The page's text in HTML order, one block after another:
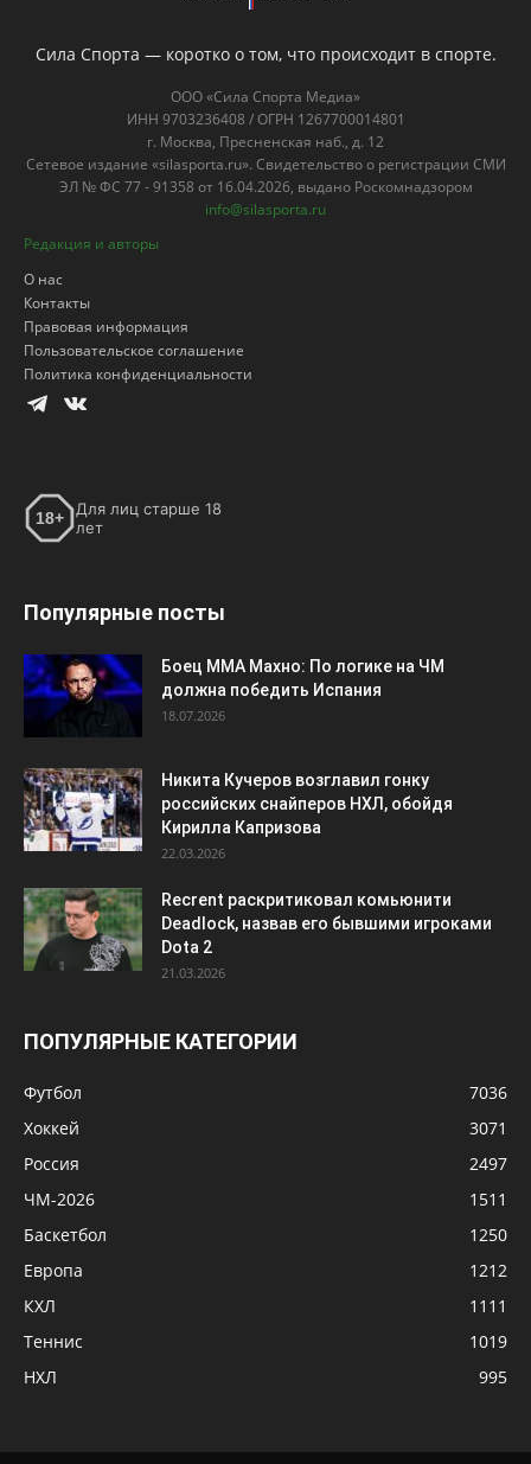
Сила Спорта — коротко о том, что происходит в спорте.
ООО «Сила Спорта Медиа»
ИНН 9703236408 / ОГРН 1267700014801
г. Москва, Пресненская наб., д. 12
Сетевое издание «silasporta.ru». Свидетельство о регистрации СМИ
ЭЛ № ФС 77 - 91358 от 16.04.2026, выдано Роскомнадзором
info@silasporta.ru
Редакция и авторы
О нас
Контакты
Правовая информация
Пользовательское соглашение
Политика конфиденциальности
18+
Для лиц старше 18
лет
Популярные посты
Боец ММА Махно: По логике на ЧМ
должна победить Испания
18.07.2026
Никита Кучеров возглавил гонку
российских снайперов НХЛ, обойдя
Кирилла Капризова
22.03.2026
Recrent раскритиковал комьюнити
Deadlock, назвав его бывшими игроками
Dota 2
21.03.2026
ПОПУЛЯРНЫЕ КАТЕГОРИИ
Футбол
7036
Хоккей
3071
Россия
2497
ЧМ-2026
1511
Баскетбол
1250
Европа
1212
КХЛ
1111
Теннис
1019
НХЛ
995